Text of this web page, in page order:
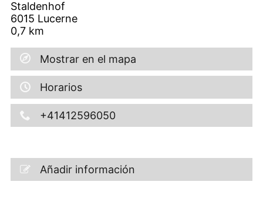
Staldenhof
6015 Lucerne
0,7 km
Mostrar en el mapa
Horarios
+41412596050
Añadir información